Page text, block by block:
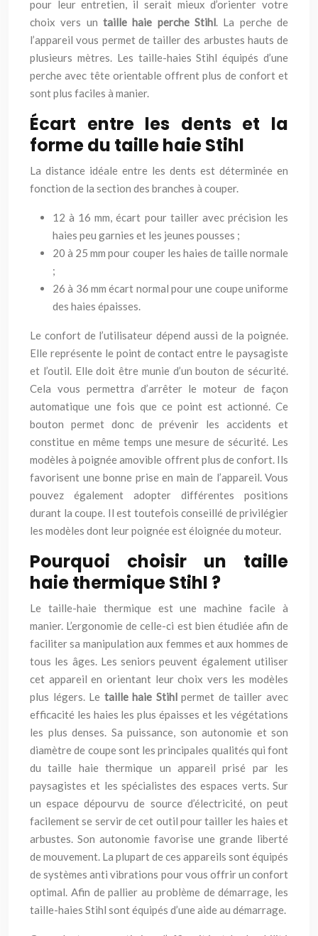
pour leur entretien, il serait mieux d’orienter votre
choix vers un taille haie perche Stihl. La perche de
l’appareil vous permet de tailler des arbustes hauts de
plusieurs mètres. Les taille-haies Stihl équipés d’une
perche avec tête orientable offrent plus de confort et
sont plus faciles à manier.
Écart entre les dents et la
forme du taille haie Stihl
La distance idéale entre les dents est déterminée en
fonction de la section des branches à couper.
12 à 16 mm, écart pour tailler avec précision les
haies peu garnies et les jeunes pousses ;
20 à 25 mm pour couper les haies de taille normale
;
26 à 36 mm écart normal pour une coupe uniforme
des haies épaisses.
Le confort de l’utilisateur dépend aussi de la poignée.
Elle représente le point de contact entre le paysagiste
et l’outil. Elle doit être munie d’un bouton de sécurité.
Cela vous permettra d’arrêter le moteur de façon
automatique une fois que ce point est actionné. Ce
bouton permet donc de prévenir les accidents et
constitue en même temps une mesure de sécurité. Les
modèles à poignée amovible offrent plus de confort. Ils
favorisent une bonne prise en main de l’appareil. Vous
pouvez également adopter différentes positions
durant la coupe. Il est toutefois conseillé de privilégier
les modèles dont leur poignée est éloignée du moteur.
Pourquoi choisir un taille
haie thermique Stihl ?
Le taille-haie thermique est une machine facile à
manier. L’ergonomie de celle-ci est bien étudiée afin de
faciliter sa manipulation aux femmes et aux hommes de
tous les âges. Les seniors peuvent également utiliser
cet appareil en orientant leur choix vers les modèles
plus légers. Le taille haie Stihlpermet de tailler avec
efficacité les haies les plus épaisses et les végétations
les plus denses. Sa puissance, son autonomie et son
diamètre de coupe sont les principales qualités qui font
du taille haie thermique un appareil prisé par les
paysagistes et les spécialistes des espaces verts. Sur
un espace dépourvu de source d’électricité, on peut
facilement se servir de cet outil pour tailler les haies et
arbustes. Son autonomie favorise une grande liberté
de mouvement. La plupart de ces appareils sont équipés
de systèmes anti vibrations pour vous offrir un confort
optimal. Afin de pallier au problème de démarrage, les
taille-haies Stihl sont équipés d’une aide au démarrage.